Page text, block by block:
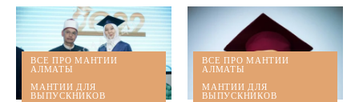
ВСЕ ПРО МАНТИИ
АЛМАТЫ
МАНТИИ ДЛЯ
ВЫПУСКНИКОВ
ВСЕ ПРО МАНТИИ
АЛМАТЫ
МАНТИИ ДЛЯ
ВЫПУСКНИКОВ